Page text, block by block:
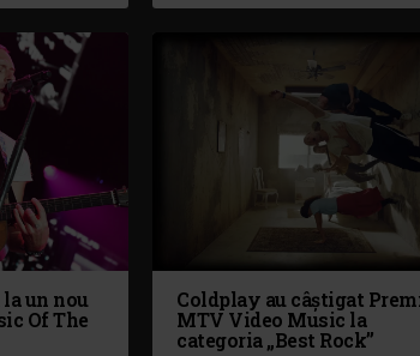
un nou
Of The
Coldplay au câștigat
MTV Video Music la
categoria „Best Rock”